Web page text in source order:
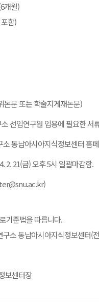
개월)
함)
논문 또는 학술지게재논문)
선임연구원 임용에 필요한 서
소 동남아시아지식정보센터
2. 21(금) 오후 5시 일괄마감함.
기준법을 따릅니다.
소 동남아시아지식정보센터(
보센터장